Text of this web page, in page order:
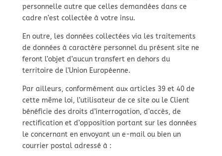
personnelle autre que celles demandées dans ce
cadre n’est collectée à votre insu.
En outre, les données collectées via les traitements
de données à caractère personnel du présent site ne
feront l’objet d’aucun transfert en dehors du
territoire de l’Union Européenne.
Par ailleurs, conformément aux articles 39 et 40 de
cette même loi, l’utilisateur de ce site ou le Client
bénéficie des droits d’interrogation, d’accès, de
rectification et d’opposition portant sur les données
le concernant en envoyant un e-mail ou bien un
courrier postal adressé à :